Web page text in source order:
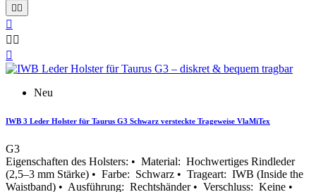
 

 

Neu
IWB 3 Leder Holster für Taurus G3 Schwarz versteckte Trageweise VlaMiTex
G3
Eigenschaften des Holsters: • Material: Hochwertiges Rindleder
(2,5–3 mm Stärke) • Farbe: Schwarz • Trageart: IWB (Inside the
Waistband) • Ausführung: Rechtshänder • Verschluss: Keine •